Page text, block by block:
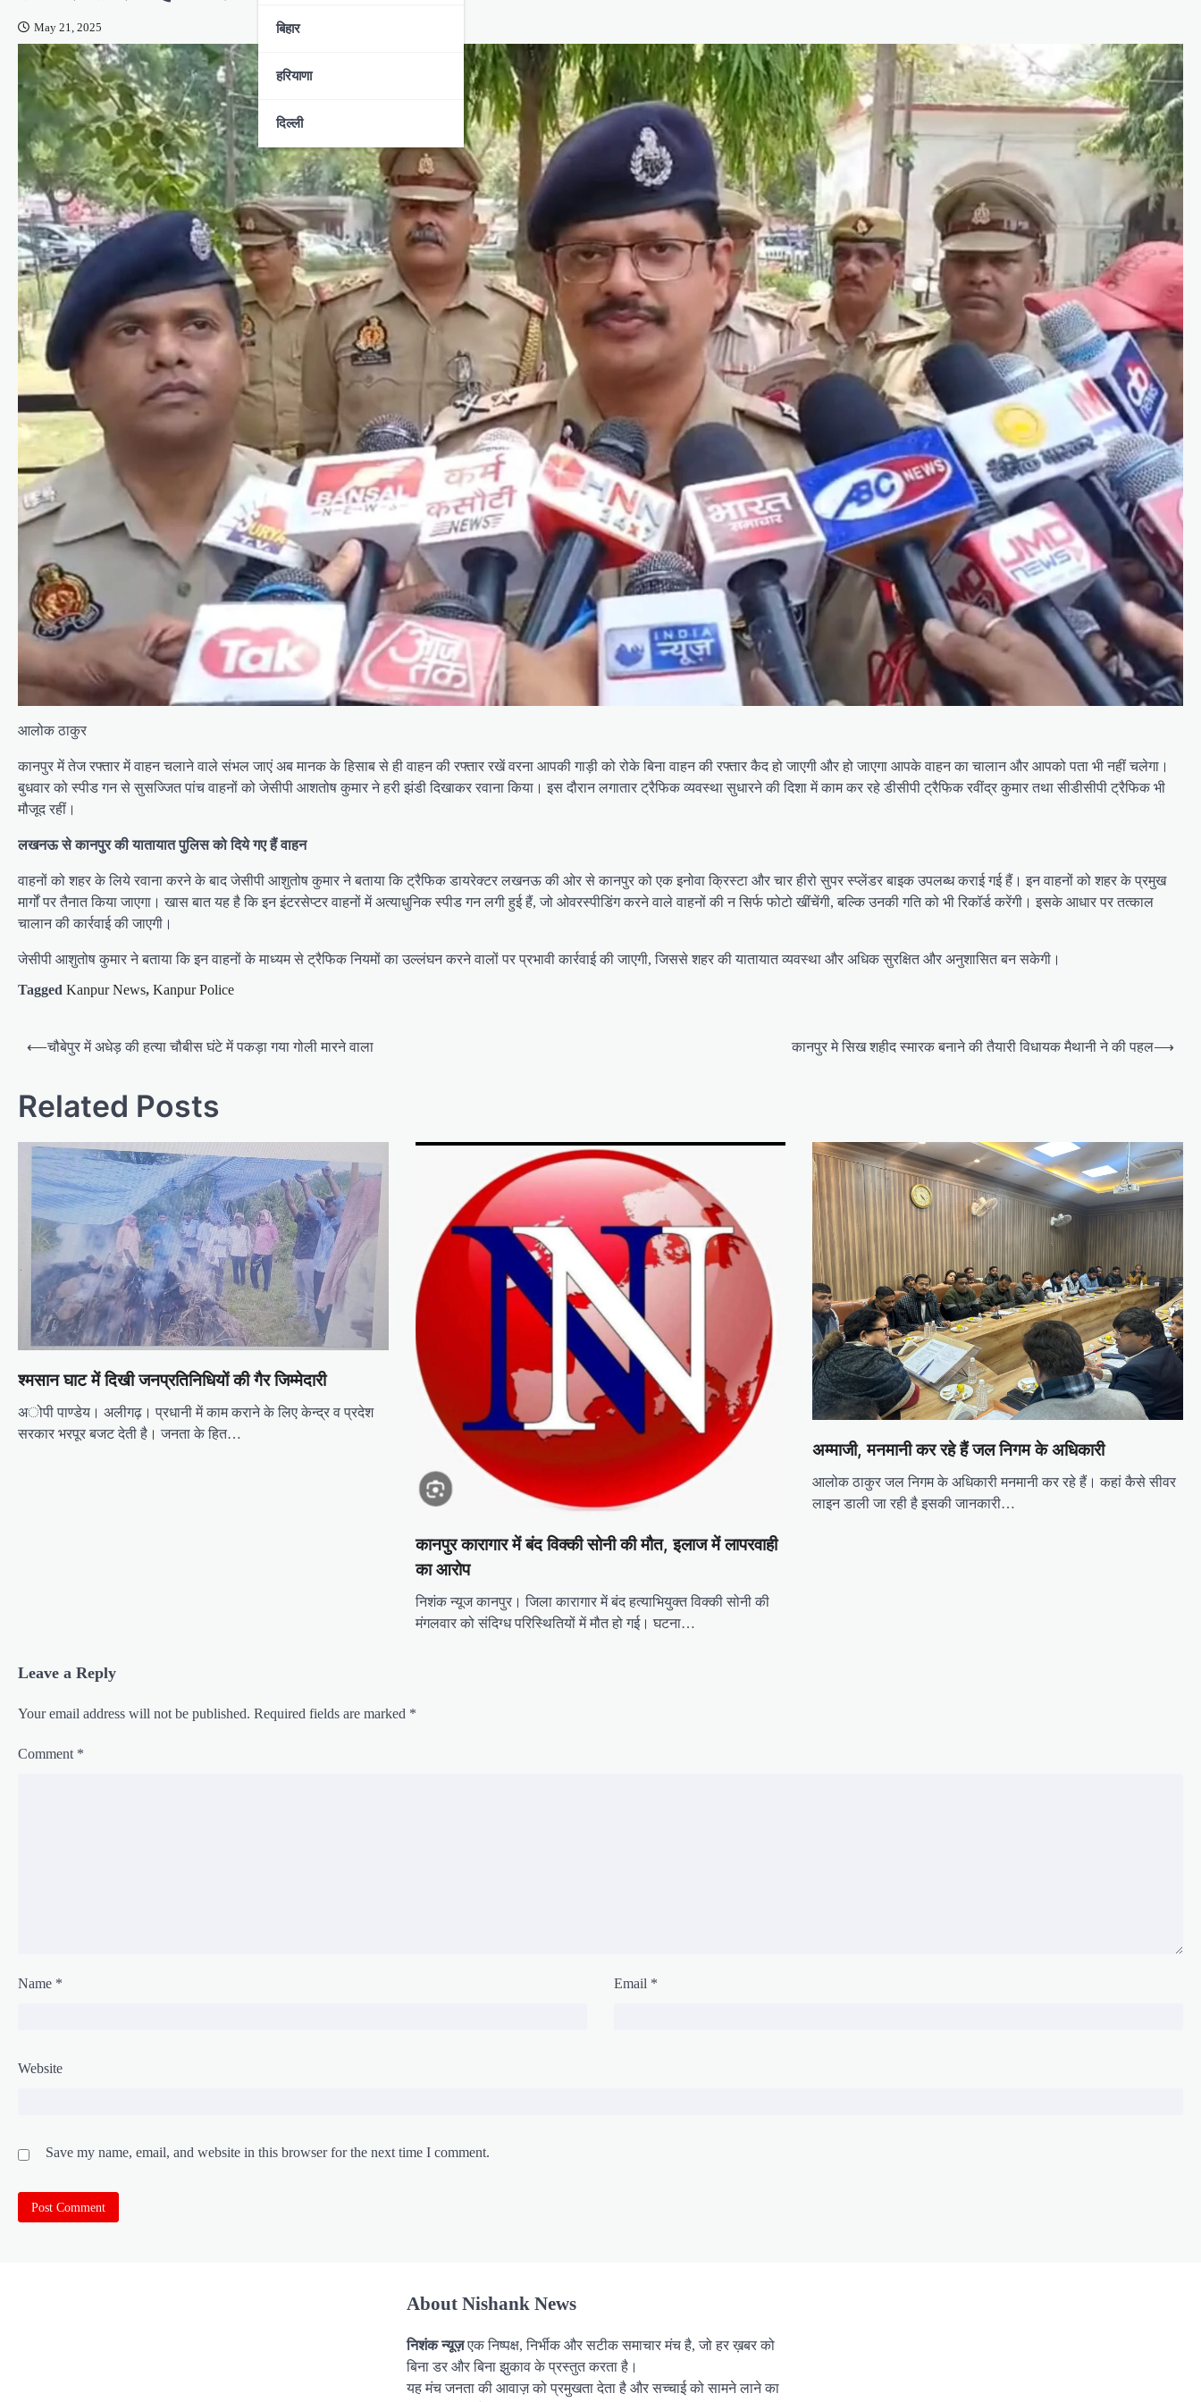
बिहार
हरियाणा
दिल्ली
May 21, 2025
आलोक ठाकुर
कानपुर में तेज रफ्तार में वाहन चलाने वाले संभल जाएं अब मानक के हिसाब से ही वाहन की रफ्तार रखें वरना आपकी गाड़ी को रोके बिना वाहन की रफ्तार कैद हो जाएगी और हो जाएगा आपके वाहन का चालान और आपको पता भी नहीं चलेगा।
बुधवार को स्पीड गन से सुसज्जित पांच वाहनों को जेसीपी आशतोष कुमार ने हरी झंडी दिखाकर रवाना किया। इस दौरान लगातार ट्रैफिक व्यवस्था सुधारने की दिशा में काम कर रहे डीसीपी ट्रैफिक रवींद्र कुमार तथा सीडीसीपी ट्रैफिक भी
मौजूद रहीं।
लखनऊ से कानपुर की यातायात पुलिस को दिये गए हैं वाहन
वाहनों को शहर के लिये रवाना करने के बाद जेसीपी आशुतोष कुमार ने बताया कि ट्रैफिक डायरेक्टर लखनऊ की ओर से कानपुर को एक इनोवा क्रिस्टा और चार हीरो सुपर स्प्लेंडर बाइक उपलब्ध कराई गई हैं। इन वाहनों को शहर के प्रमुख
मार्गों पर तैनात किया जाएगा। खास बात यह है कि इन इंटरसेप्टर वाहनों में अत्याधुनिक स्पीड गन लगी हुई हैं, जो ओवरस्पीडिंग करने वाले वाहनों की न सिर्फ फोटो खींचेंगी, बल्कि उनकी गति को भी रिकॉर्ड करेंगी। इसके आधार पर तत्काल
चालान की कार्रवाई की जाएगी।
जेसीपी आशुतोष कुमार ने बताया कि इन वाहनों के माध्यम से ट्रैफिक नियमों का उल्लंघन करने वालों पर प्रभावी कार्रवाई की जाएगी, जिससे शहर की यातायात व्यवस्था और अधिक सुरक्षित और अनुशासित बन सकेगी।
Tagged Kanpur News, Kanpur Police
s
t
i
o
⟵चौबेपुर में अधेड़ की हत्या चौबीस घंटे में पकड़ा गया गोली मारने वाला कानपुर मे सिख शहीद स्मारक बनाने की तैयारी विधायक मैथानी ने की पहल⟶
Related Posts
श्मसान घाट में दिखी जनप्रतिनिधियों की गैर जिम्मेदारी
अोपी पाण्डेय। अलीगढ़। प्रधानी में काम कराने के लिए केन्द्र व प्रदेश
सरकार भरपूर बजट देती है। जनता के हित…
कानपुर कारागार में बंद विक्की सोनी की मौत, इलाज में लापरवाही
का आरोप
निशंक न्यूज कानपुर। जिला कारागार में बंद हत्याभियुक्त विक्की सोनी की
मंगलवार को संदिग्ध परिस्थितियों में मौत हो गई। घटना…
अम्माजी, मनमानी कर रहे हैं जल निगम के अधिकारी
आलोक ठाकुर जल निगम के अधिकारी मनमानी कर रहे हैं। कहां कैसे सीवर
लाइन डाली जा रही है इसकी जानकारी…
Leave a Reply
Your email address will not be published. Required fields are marked *
Comment *
Name * Email *
Website
Save my name, email, and website in this browser for the next time I comment.
About Nishank News
निशंक न्यूज़एक निष्पक्ष, निर्भीक और सटीक समाचार मंच है, जो हर ख़बर को
बिना डर और बिना झुकाव के प्रस्तुत करता है।
यह मंच जनता की आवाज़ को प्रमुखता देता है और सच्चाई को सामने लाने का